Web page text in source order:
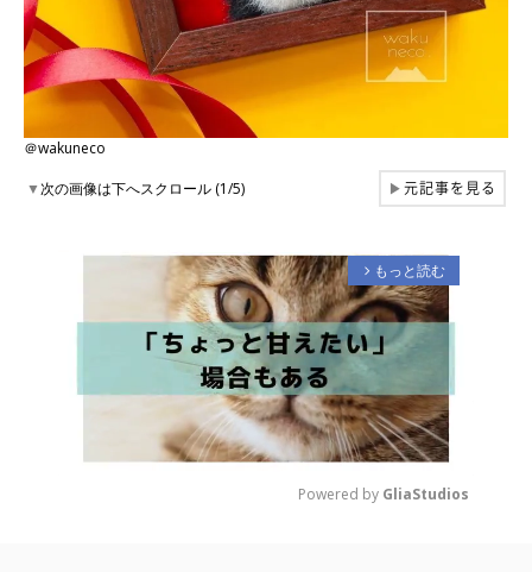
＠wakuneco
▼次の画像は下へスクロール (1/5) ▶元記事を見る
arrow_forward_ios もっと読む
Powered by GliaStudios